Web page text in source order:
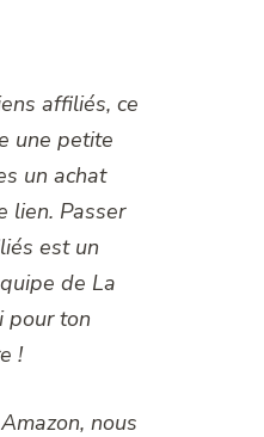
affiliés, ce
une petite
un achat
lien. Passer
est un
de La
pour ton
!
nous